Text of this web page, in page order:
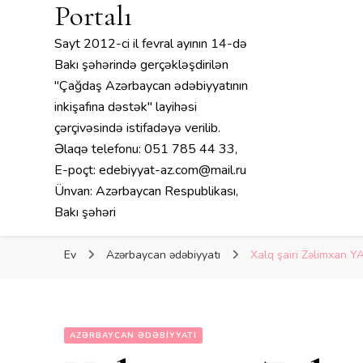
Portalı
Sayt 2012-ci il fevral ayının 14-də
Bakı şəhərində gerçəkləşdirilən
"Çağdaş Azərbaycan ədəbiyyatının
inkişafına dəstək" layihəsi
çərçivəsində istifadəyə verilib.
Əlaqə telefonu: 051 785 44 33,
E-poçt: edebiyyat-az.com@mail.ru
Ünvan: Azərbaycan Respublikası,
Bakı şəhəri
Ev Azərbaycan ədəbiyyatı Xalq şairi Zəlimxan
AZƏRBAYCAN ƏDƏBIYYATI